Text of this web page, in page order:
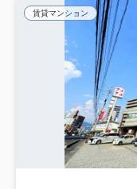
賃貸マンション